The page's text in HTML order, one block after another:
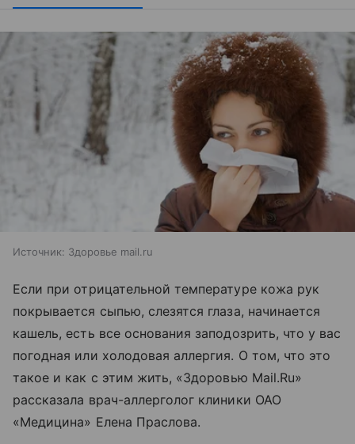
Источник: Здоровье mail.ru
Если при отрицательной температуре кожа рук
покрывается сыпью, слезятся глаза, начинается
кашель, есть все основания заподозрить, что у вас
погодная или холодовая аллергия. О том, что это
такое и как с этим жить, «Здоровью Mail.Ru»
рассказала врач-аллерголог клиники ОАО
«Медицина» Елена Праслова.